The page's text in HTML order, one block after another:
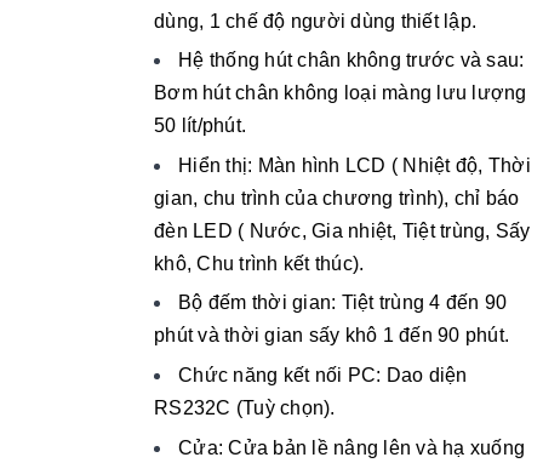
dùng, 1 chế độ người dùng thiết lập.
Hệ thống hút chân không trước và sau:
Bơm hút chân không loại màng lưu lượng
50 lít/phút.
Hiển thị: Màn hình LCD ( Nhiệt độ, Thời
gian, chu trình của chương trình), chỉ báo
đèn LED ( Nước, Gia nhiệt, Tiệt trùng, Sấy
khô, Chu trình kết thúc).
Bộ đếm thời gian: Tiệt trùng 4 đến 90
phút và thời gian sấy khô 1 đến 90 phút.
Chức năng kết nối PC: Dao diện
RS232C (Tuỳ chọn).
Cửa: Cửa bản lề nâng lên và hạ xuống